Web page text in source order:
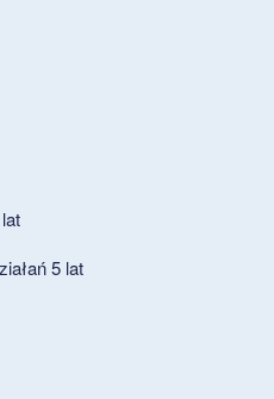
5 lat